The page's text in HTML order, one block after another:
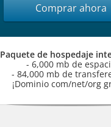
Comprar ahora
Paquete de hospedaje
- 6,000 mb de
- 84,000 mb de
¡Dominio com/net/org